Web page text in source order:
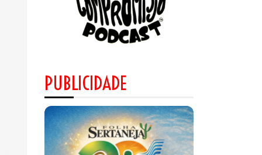
PUBLICIDADE